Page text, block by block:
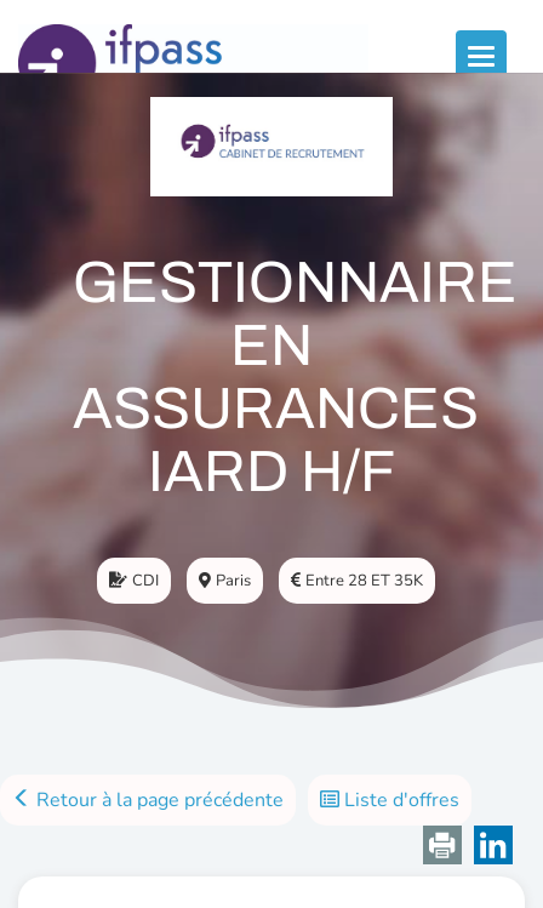
Toggle
GESTIONNAIRE
EN
ASSURANCES
IARD H/F
CDI Paris Entre 28 ET 35K
Retour à la page précédente Liste d'offres